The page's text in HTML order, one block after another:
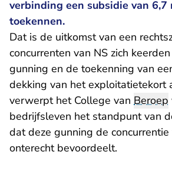
verbinding een subsidie van 6,7
toekennen.
Dat is de uitkomst van een
concurrenten van NS zich
gunning en de toekenning van
dekking van het exploitatietekort
verwerpt het College van Beroep
bedrijfsleven het standpunt van
dat deze gunning de
onterecht bevoordeelt.